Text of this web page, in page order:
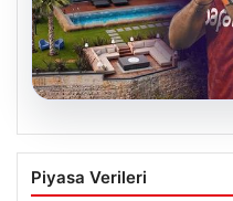
08.08.2026
Salah’ın
villa belli oldu!
Piyasa Verileri